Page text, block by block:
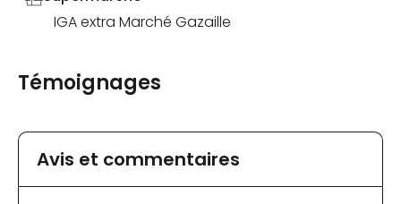
IGA extra Marché Gazaille
Témoignages
Avis et commentaires